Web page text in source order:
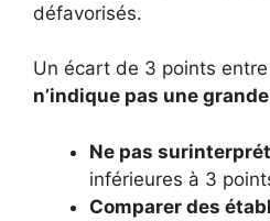
défavorisés.
Un écart de 3 points
n’indique pas une
Ne pas
inférieures à 3
Comparer des